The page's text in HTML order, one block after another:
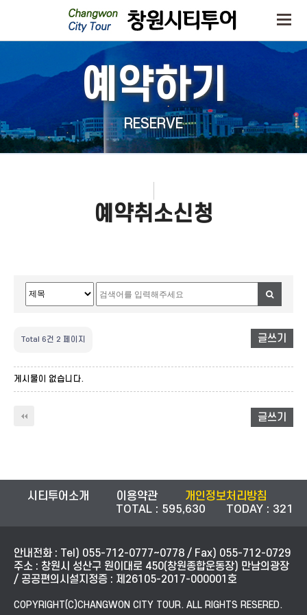
예약하기
RESERVE
예약취소신청
Total 6건 2 페이지 글쓰기
게시물이 없습니다.
글쓰기
시티투어소개 이용약관
개인정보처리방침
TOTAL : 595,630 TODAY : 321
안내전화 : Tel) 055-712-0777~0778 / Fax) 055-712-0729
주소 : 창원시 성산구 원이대로 450(창원종합운동장) 만남의광장
/ 공공편의시설지정증 : 제26105-2017-000001호
COPYRIGHT(C)CHANGWON CITY TOUR. ALL RIGHTS RESERED.